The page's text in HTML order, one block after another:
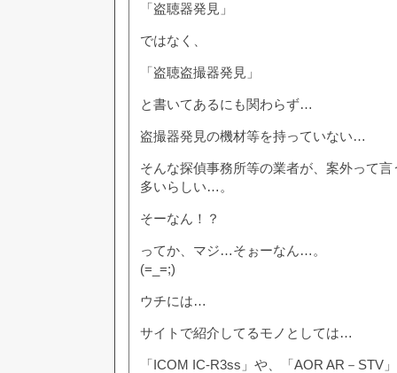
「盗聴器発見」
ではなく、
「盗聴盗撮器発見」
と書いてあるにも関わらず…
盗撮器発見の機材等を持っていない…
そんな探偵事務所等の業者が、案外って
多いらしい…。
そーなん！？
ってか、マジ…そぉーなん…。
(=_=;)
ウチには…
サイトで紹介してるモノとしては…
「ICOM IC-R3ss」や、「AOR AR－STV